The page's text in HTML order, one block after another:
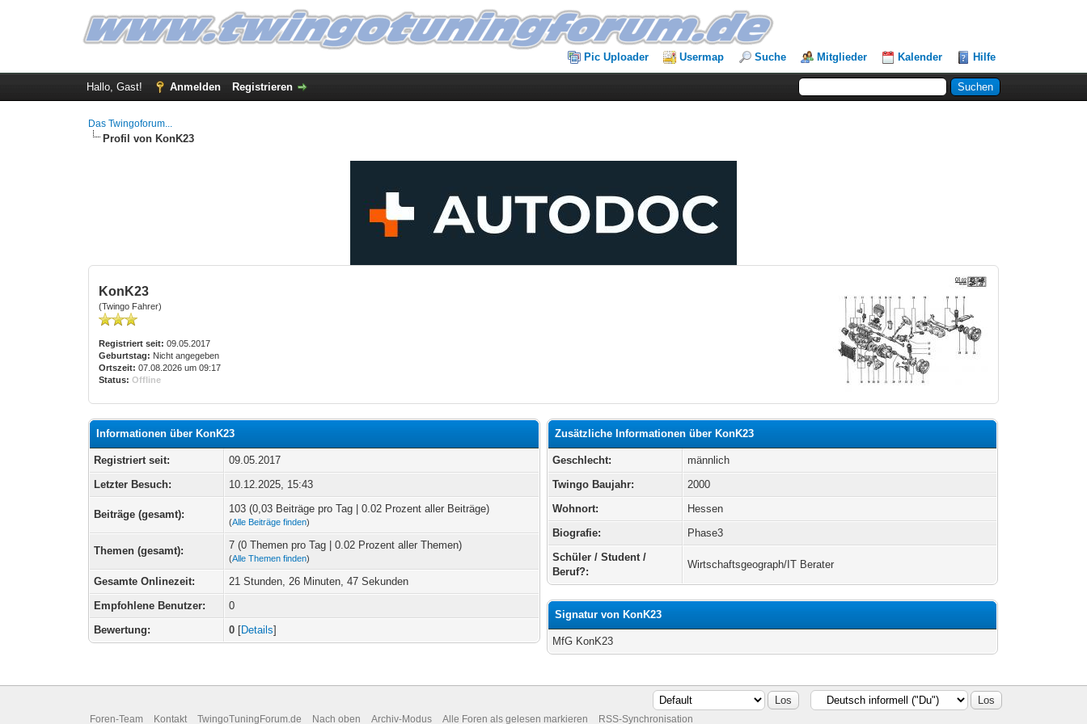
Pic Uploader Usermap Suche Mitglieder Kalender Hilfe
Hallo, Gast! Anmelden Registrieren
Das Twingoforum...
Profil von KonK23
KonK23
(Twingo Fahrer)
Registriert seit: 09.05.2017
Geburtstag: Nicht angegeben
Ortszeit: 07.08.2026 um 09:17
Status: Offline
Informationen über KonK23
Registriert seit:
09.05.2017
Letzter Besuch:
10.12.2025, 15:43
Beiträge (gesamt): 103 (0,03 Beiträge pro Tag | 0.02 Prozent aller Beiträge)
(Alle Beiträge finden)
Themen (gesamt): 7 (0 Themen pro Tag | 0.02 Prozent aller Themen)
(Alle Themen finden)
Gesamte Onlinezeit:
21 Stunden, 26 Minuten, 47 Sekunden
Empfohlene Benutzer:
0
Bewertung:
0 [Details]
Zusätzliche Informationen über KonK23
Geschlecht:
männlich
Twingo Baujahr:
2000
Wohnort:
Hessen
Biografie:
Phase3
Schüler / Student /
Beruf?:
Wirtschaftsgeograph/IT Berater
Signatur von KonK23
MfG KonK23
Foren-Team Kontakt TwingoTuningForum.de Nach oben Archiv-Modus Alle Foren als gelesen markieren RSS-Synchronisation